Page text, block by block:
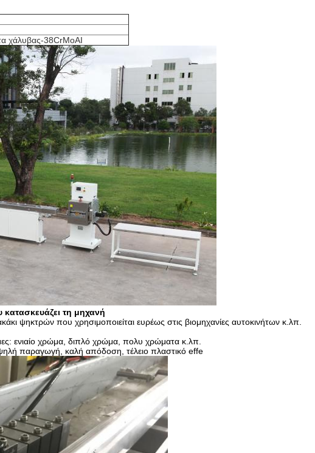
χάλυβας-38CrMoAI
τη μηχανή
ψηκτρών που χρησιμοποιείται ευρέως στις βιομηχανίες αυτοκινήτων κ.λπ.
ενιαίο χρώμα, διπλό χρώμα, πολυ χρώματα κ.λπ.
παραγωγή, καλή απόδοση, τέλειο πλαστικό effe